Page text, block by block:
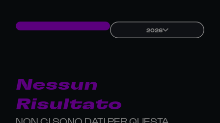
2026
Nessun
Risultato